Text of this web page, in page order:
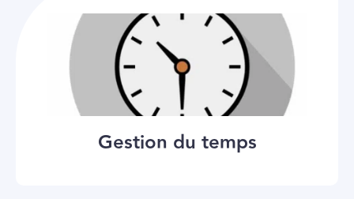
Gestion du temps